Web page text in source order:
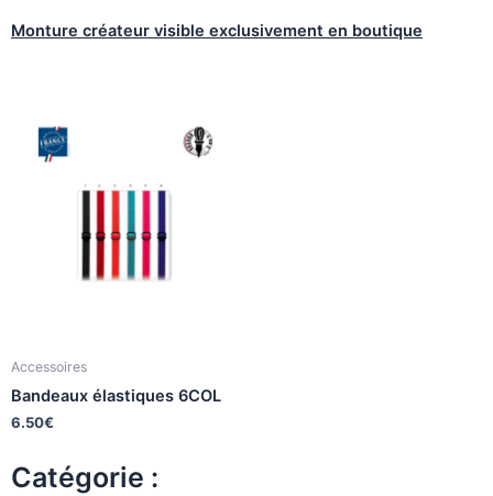
Monture créateur visible exclusivement en boutique
Accessoires
Bandeaux élastiques 6COL
6.50€
Catégorie :